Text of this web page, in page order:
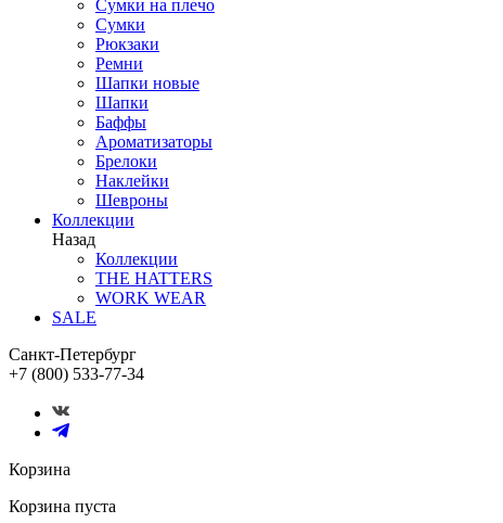
Сумки на плечо
Сумки
Рюкзаки
Ремни
Шапки новые
Шапки
Баффы
Ароматизаторы
Брелоки
Наклейки
Шевроны
Коллекции
Назад
Коллекции
THE HATTERS
WORK WEAR
SALE
Санкт-Петербург
+7 (800) 533-77-34
Корзина
Корзина пуста